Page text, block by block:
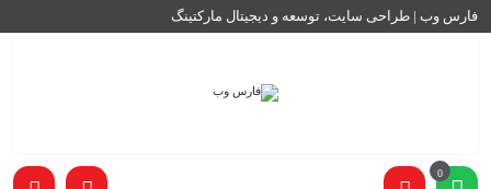
فارس وب | طراحی سایت، توسعه و دیجیتال مارکتینگ
0